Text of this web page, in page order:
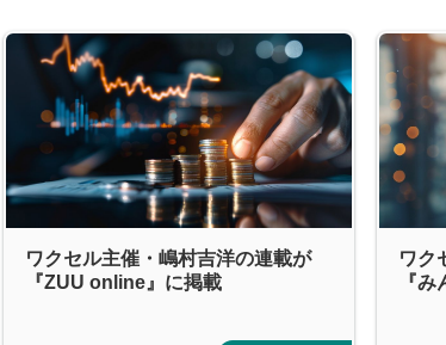
ワクセル主催・嶋村吉洋の連載が
『ZUU online』に掲載
ワク
『